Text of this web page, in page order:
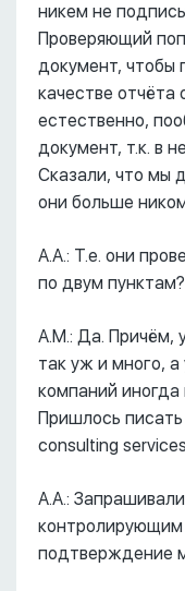
никем не
Проверяющий
документ, чтобы
качестве отчёта
естественно,
документ, т.к. в
Сказали, что мы
они больше
А.А.: Т.е. они
по двум пунктам?
А.М.: Да. Причём,
так уж и много,
компаний
Пришлось писать
consulting
А.А.:
контролирующим
подтверждение